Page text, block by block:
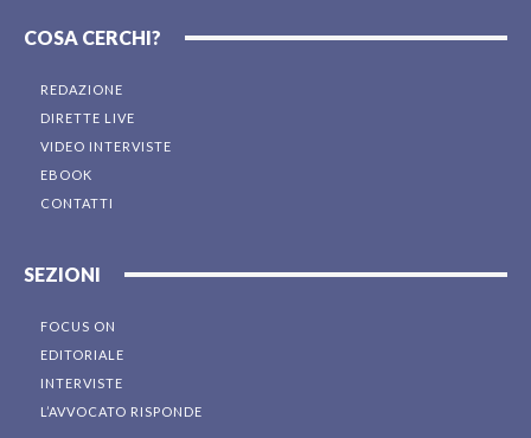
COSA CERCHI?
REDAZIONE
DIRETTE LIVE
VIDEO INTERVISTE
EBOOK
CONTATTI
SEZIONI
FOCUS ON
EDITORIALE
INTERVISTE
L’AVVOCATO RISPONDE